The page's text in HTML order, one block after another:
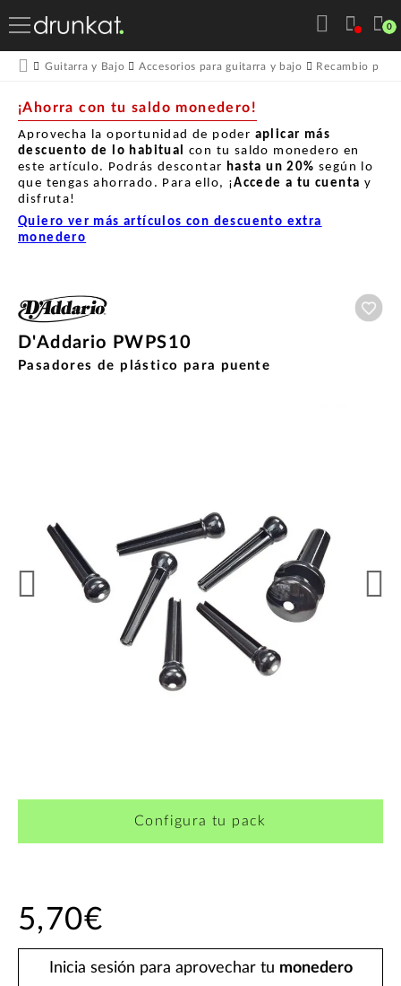
0
Guitarra y Bajo Accesorios para guitarra y bajo Recambio para
¡Ahorra con tu saldo monedero!
Aprovecha la oportunidad de poder aplicar más
descuento de lo habitual con tu saldo monedero en
este artículo. Podrás descontar hasta un 20% según lo
que tengas ahorrado. Para ello, ¡Accede a tu cuenta y
disfruta!
Quiero ver más artículos con descuento extra
monedero
D'Addario PWPS10
Pasadores de plástico para puente
Configura tu pack
5,70€
Inicia sesión para aprovechar tu monedero